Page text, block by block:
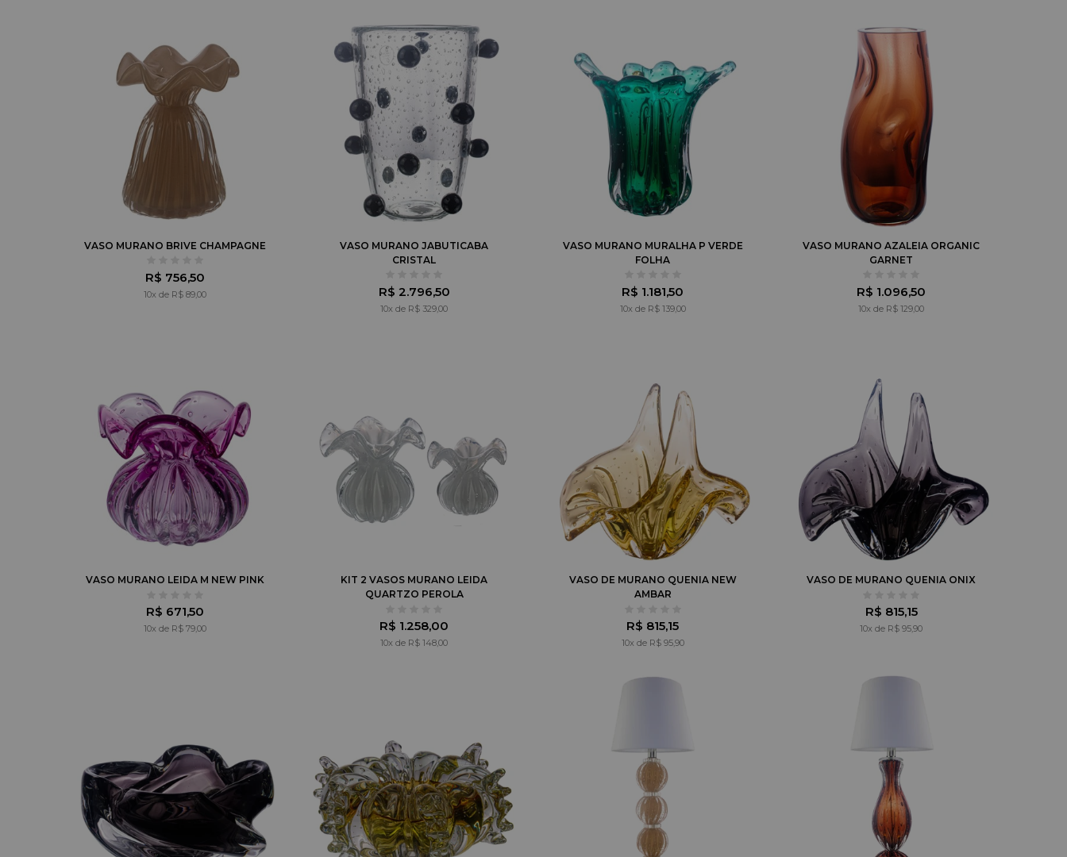
VASO MURANO BRIVE CHAMPAGNE
R$ 756,50
10x de R$ 89,00
VASO MURANO JABUTICABA
CRISTAL
R$ 2.796,50
10x de R$ 329,00
VASO MURANO MURALHA P VERDE
FOLHA
R$ 1.181,50
10x de R$ 139,00
VASO MURANO AZALEIA ORGANIC
GARNET
R$ 1.096,50
10x de R$ 129,00
VASO MURANO LEIDA M NEW PINK
R$ 671,50
10x de R$ 79,00
KIT 2 VASOS MURANO LEIDA
QUARTZO PEROLA
R$ 1.258,00
10x de R$ 148,00
VASO DE MURANO QUENIA NEW
AMBAR
R$ 815,15
10x de R$ 95,90
VASO DE MURANO QUENIA ONIX
R$ 815,15
10x de R$ 95,90